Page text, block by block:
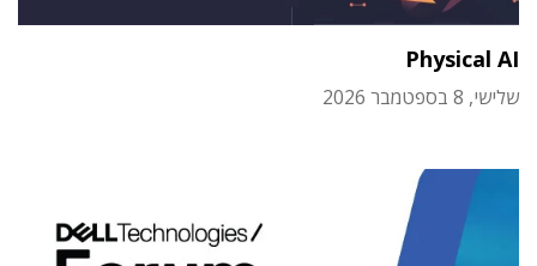
Physical AI
שלישי, 8 בספטמבר 2026